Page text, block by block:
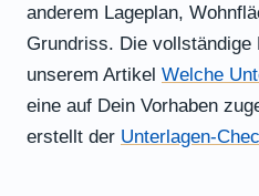
anderem Lageplan,
Grundriss. Die vollständige
unserem Artikel Welche
eine auf Dein Vorhaben
erstellt der Unterlagen-